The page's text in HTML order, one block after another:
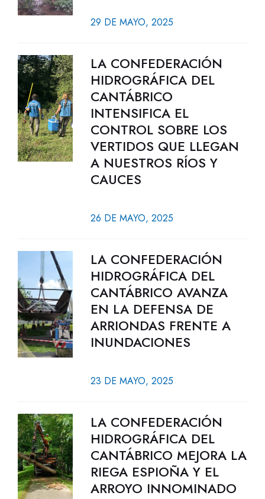
29 DE MAYO, 2025
LA CONFEDERACIÓN
HIDROGRÁFICA DEL
CANTÁBRICO
INTENSIFICA EL
CONTROL SOBRE LOS
VERTIDOS QUE LLEGAN
A NUESTROS RÍOS Y
CAUCES
26 DE MAYO, 2025
LA CONFEDERACIÓN
HIDROGRÁFICA DEL
CANTÁBRICO AVANZA
EN LA DEFENSA DE
ARRIONDAS FRENTE A
INUNDACIONES
23 DE MAYO, 2025
LA CONFEDERACIÓN
HIDROGRÁFICA DEL
CANTÁBRICO MEJORA LA
RIEGA ESPIOÑA Y EL
ARROYO INNOMINADO